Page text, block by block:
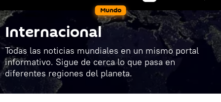
Mundo
Internacional
Todas las noticias mundiales en un mismo portal
informativo. Sigue de cerca lo que pasa en
diferentes regiones del planeta.